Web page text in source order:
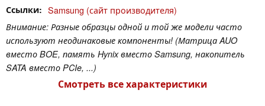
Ссылки Samsung (сайт производителя)
Внимание: Разные образцы одной и той же модели часто
используют неодинаковые компоненты! (Матрица AUO
вместо BOE, память Hynix вместо Samsung, накопитель
SATA вместо PCIe, ...)
Смотреть все характеристики